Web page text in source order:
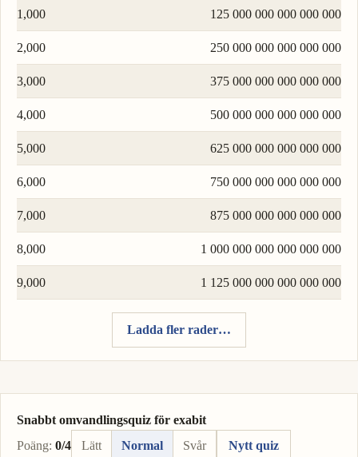
1,000 125 000 000 000 000 000
2,000 250 000 000 000 000 000
3,000 375 000 000 000 000 000
4,000 500 000 000 000 000 000
5,000 625 000 000 000 000 000
6,000 750 000 000 000 000 000
7,000 875 000 000 000 000 000
8,000 1 000 000 000 000 000 000
9,000 1 125 000 000 000 000 000
Ladda fler rader…
Snabbt omvandlingsquiz för exabit
Poäng: 0/4 Lätt Normal Svår Nytt quiz